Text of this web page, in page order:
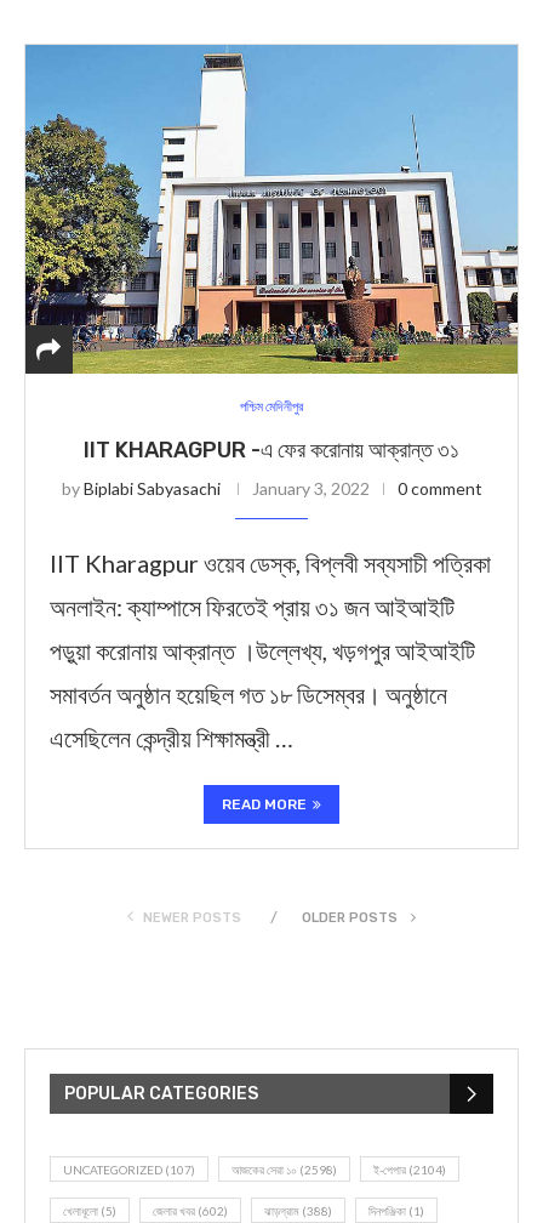
পশ্চিম মেদিনীপুর
IIT KHARAGPUR -এ ফের করোনায় আক্রান্ত ৩১
byBiplabi Sabyasachi January 3, 2022 0 comment
IIT Kharagpur ওয়েব ডেস্ক, বিপ্লবী সব্যসাচী পত্রিকা
অনলাইন: ক্যাম্পাসে ফিরতেই প্রায় ৩‍১ জন আইআইটি
পড়ুয়া করোনায় আক্রান্ত ।উল্লেখ্য, খড়গপুর আইআইটি
সমাবর্তন অনুষ্ঠান হয়েছিল গত ১৮ ডিসেম্বর। অনুষ্ঠানে
এসেছিলেন কেন্দ্রীয় শিক্ষামন্ত্রী …
READ MORE
NEWER POSTS OLDER POSTS
POPULAR CATEGORIES
UNCATEGORIZED (107) আজকের সেরা ১০ (2598) ই-পেপার (2104)
খেলাধূলো (5) জেলার খবর (602) ঝাড়গ্রাম (388) দিনপঞ্জিকা (1)